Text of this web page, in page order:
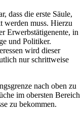
dass die erste Säule,
werden muss. Hierzu
Erwerbstätigenente, in
und Politiker.
wird dieser
nur schrittweise
nach oben zu
im obersten Bereich
zu bekommen.